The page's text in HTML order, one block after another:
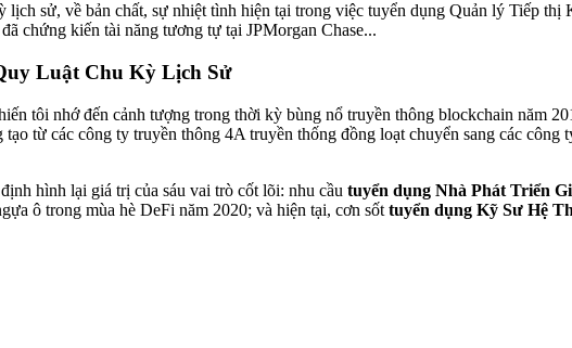
sử, về bản chất, sự nhiệt tình hiện tại trong việc tuyển dụng Quản lý Tiếp thị
chứng kiến tài năng tương tự tại JPMorgan Chase...
Luật Chu Kỳ Lịch Sử
tôi nhớ đến cảnh tượng trong thời kỳ bùng nổ truyền thông blockchain năm
từ các công ty truyền thông 4A truyền thống đồng loạt chuyển sang các
hình lại giá trị của sáu vai trò cốt lõi: nhu cầu tuyển dụng Nhà Phát Triển
ô trong mùa hè DeFi năm 2020; và hiện tại, cơn sốt tuyển dụng Kỹ Sư Hệ